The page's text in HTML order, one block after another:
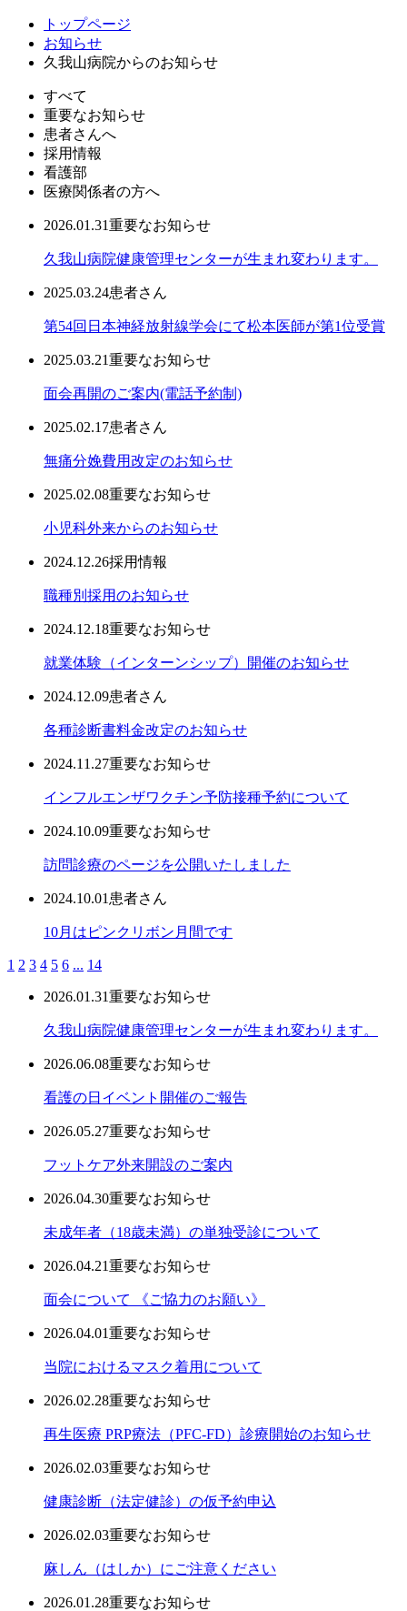
トップページ
お知らせ
久我山病院からのお知らせ
すべて
重要なお知らせ
患者さんへ
採用情報
看護部
医療関係者の方へ
2026.01.31重要なお知らせ
久我山病院健康管理センターが生まれ変わります。
2025.03.24患者さん
第54回日本神経放射線学会にて松本医師が第1位受賞
2025.03.21重要なお知らせ
面会再開のご案内(電話予約制)
2025.02.17患者さん
無痛分娩費用改定のお知らせ
2025.02.08重要なお知らせ
小児科外来からのお知らせ
2024.12.26採用情報
職種別採用のお知らせ
2024.12.18重要なお知らせ
就業体験（インターンシップ）開催のお知らせ
2024.12.09患者さん
各種診断書料金改定のお知らせ
2024.11.27重要なお知らせ
インフルエンザワクチン予防接種予約について
2024.10.09重要なお知らせ
訪問診療のページを公開いたしました
2024.10.01 患者さん
10月はピンクリボン月間です
1 2 3 4 5 6 ... 14
2026.01.31重要なお知らせ
久我山病院健康管理センターが生まれ変わります。
2026.06.08重要なお知らせ
看護の日イベント開催のご報告
2026.05.27重要なお知らせ
フットケア外来開設のご案内
2026.04.30重要なお知らせ
未成年者（18歳未満）の単独受診について
2026.04.21重要なお知らせ
面会について 《ご協力のお願い》
2026.04.01重要なお知らせ
当院におけるマスク着用について
2026.02.28重要なお知らせ
再生医療 PRP療法（PFC-FD）診療開始のお知らせ
2026.02.03重要なお知らせ
健康診断（法定健診）の仮予約申込
2026.02.03重要なお知らせ
麻しん（はしか）にご注意ください
2026.01.28重要なお知らせ